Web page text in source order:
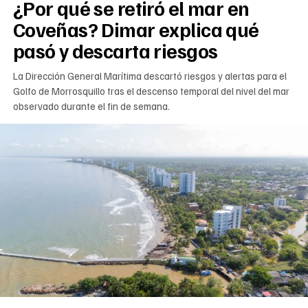
¿Por qué se retiró el mar en
Coveñas? Dimar explica qué
pasó y descarta riesgos
La Dirección General Marítima descartó riesgos y alertas para el
Golfo de Morrosquillo tras el descenso temporal del nivel del mar
observado durante el fin de semana.